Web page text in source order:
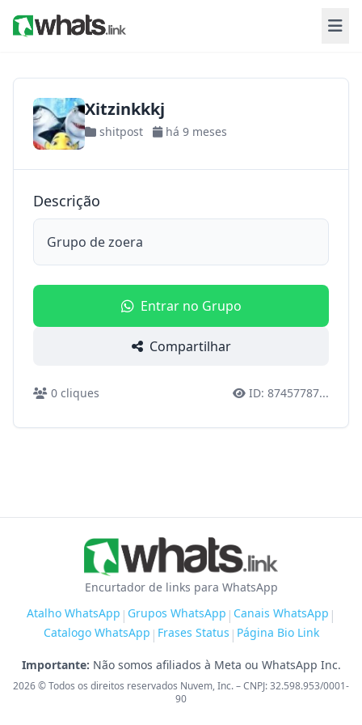
Xitzinkkkj
shitpost há 9 meses
Descrição
Grupo de zoera
Entrar no Grupo
Compartilhar
0 cliques ID: 87457787...
Encurtador de links para WhatsApp
Atalho WhatsApp | Grupos WhatsApp | Canais WhatsApp |
Catalogo WhatsApp | Frases Status | Página Bio Link
Importante: Não somos afiliados à Meta ou WhatsApp Inc.
2026© Todos os direitos reservados Nuvem, Inc. – CNPJ: 32.598.953/0001-
90